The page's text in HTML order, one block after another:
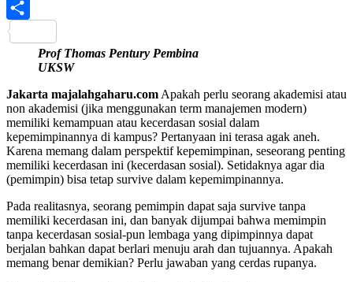
PrintFriendly
Prof Thomas Pentury Pembina
UKSW
Jakarta majalahgaharu.com Apakah perlu seorang akademisi atau
non akademisi (jika menggunakan term manajemen modern)
memiliki kemampuan atau kecerdasan sosial dalam
kepemimpinannya di kampus? Pertanyaan ini terasa agak aneh.
Karena memang dalam perspektif kepemimpinan, seseorang penting
memiliki kecerdasan ini (kecerdasan sosial). Setidaknya agar dia
(pemimpin) bisa tetap survive dalam kepemimpinannya.
Pada realitasnya, seorang pemimpin dapat saja survive tanpa
memiliki kecerdasan ini, dan banyak dijumpai bahwa memimpin
tanpa kecerdasan sosial-pun lembaga yang dipimpinnya dapat
berjalan bahkan dapat berlari menuju arah dan tujuannya. Apakah
memang benar demikian? Perlu jawaban yang cerdas rupanya.